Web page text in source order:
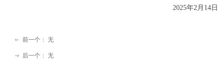
2025年2月14日
ꂃ 前一个： 无
ꁹ 后一个： 无